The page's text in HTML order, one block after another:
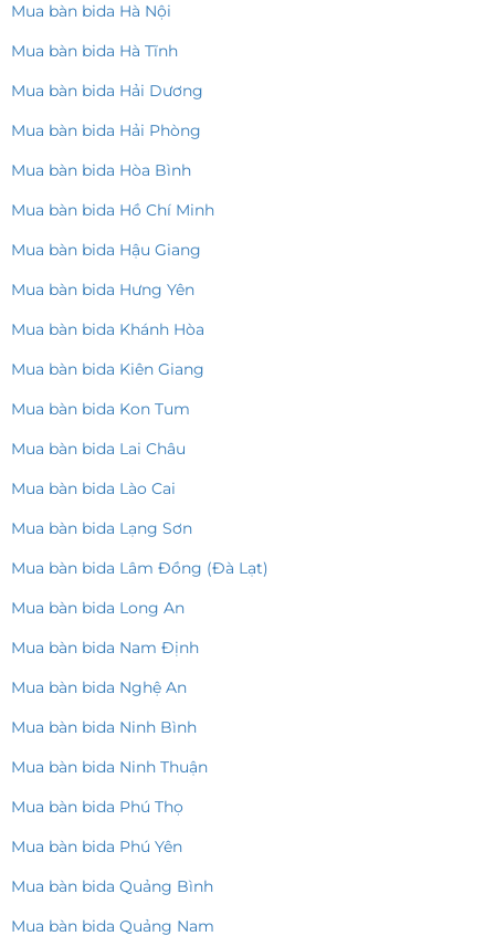
Mua bàn bida Hà Nội
Mua bàn bida Hà Tĩnh
Mua bàn bida Hải Dương
Mua bàn bida Hải Phòng
Mua bàn bida Hòa Bình
Mua bàn bida Hồ Chí Minh
Mua bàn bida Hậu Giang
Mua bàn bida Hưng Yên
Mua bàn bida Khánh Hòa
Mua bàn bida Kiên Giang
Mua bàn bida Kon Tum
Mua bàn bida Lai Châu
Mua bàn bida Lào Cai
Mua bàn bida Lạng Sơn
Mua bàn bida Lâm Đồng (Đà Lạt)
Mua bàn bida Long An
Mua bàn bida Nam Định
Mua bàn bida Nghệ An
Mua bàn bida Ninh Bình
Mua bàn bida Ninh Thuận
Mua bàn bida Phú Thọ
Mua bàn bida Phú Yên
Mua bàn bida Quảng Bình
Mua bàn bida Quảng Nam